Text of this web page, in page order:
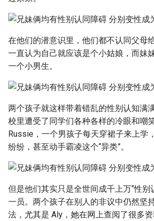
在他们的潜意识里，他们都不认同父母
一直认为自己就应该是个小姑娘，而妹
一个小男生。
两个孩子就这样带着错乱的性别认知满
校里遭受了同学们各种各样的冷眼和嘲
Russie，一个男孩子每天穿裙子来上学
纷纷，甚至动手霸凌这个“异类”。
但是他们其实只是全世间成千上万“性别
一员。两个孩子在别人的非议中仍然坚
法，尤其是 Aly，她在网上查阅了很多